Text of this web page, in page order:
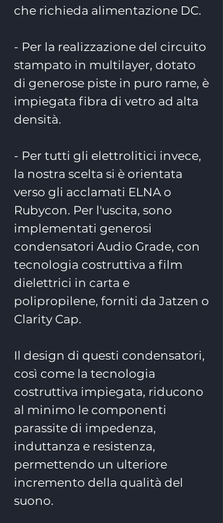
che richieda alimentazione DC.
- Per la realizzazione del circuito
stampato in multilayer, dotato
di generose piste in puro rame, è
impiegata fibra di vetro ad alta
densità.
- Per tutti gli elettrolitici invece,
la nostra scelta si è orientata
verso gli acclamati ELNA o
Rubycon. Per l'uscita, sono
implementati generosi
condensatori Audio Grade, con
tecnologia costruttiva a film
dielettrici in carta e
polipropilene, forniti da Jatzen o
Clarity Cap.
Il design di questi condensatori,
così come la tecnologia
costruttiva impiegata, riducono
al minimo le componenti
parassite di impedenza,
induttanza e resistenza,
permettendo un ulteriore
incremento della qualità del
suono.